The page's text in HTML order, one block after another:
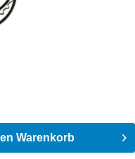
Warenkorb